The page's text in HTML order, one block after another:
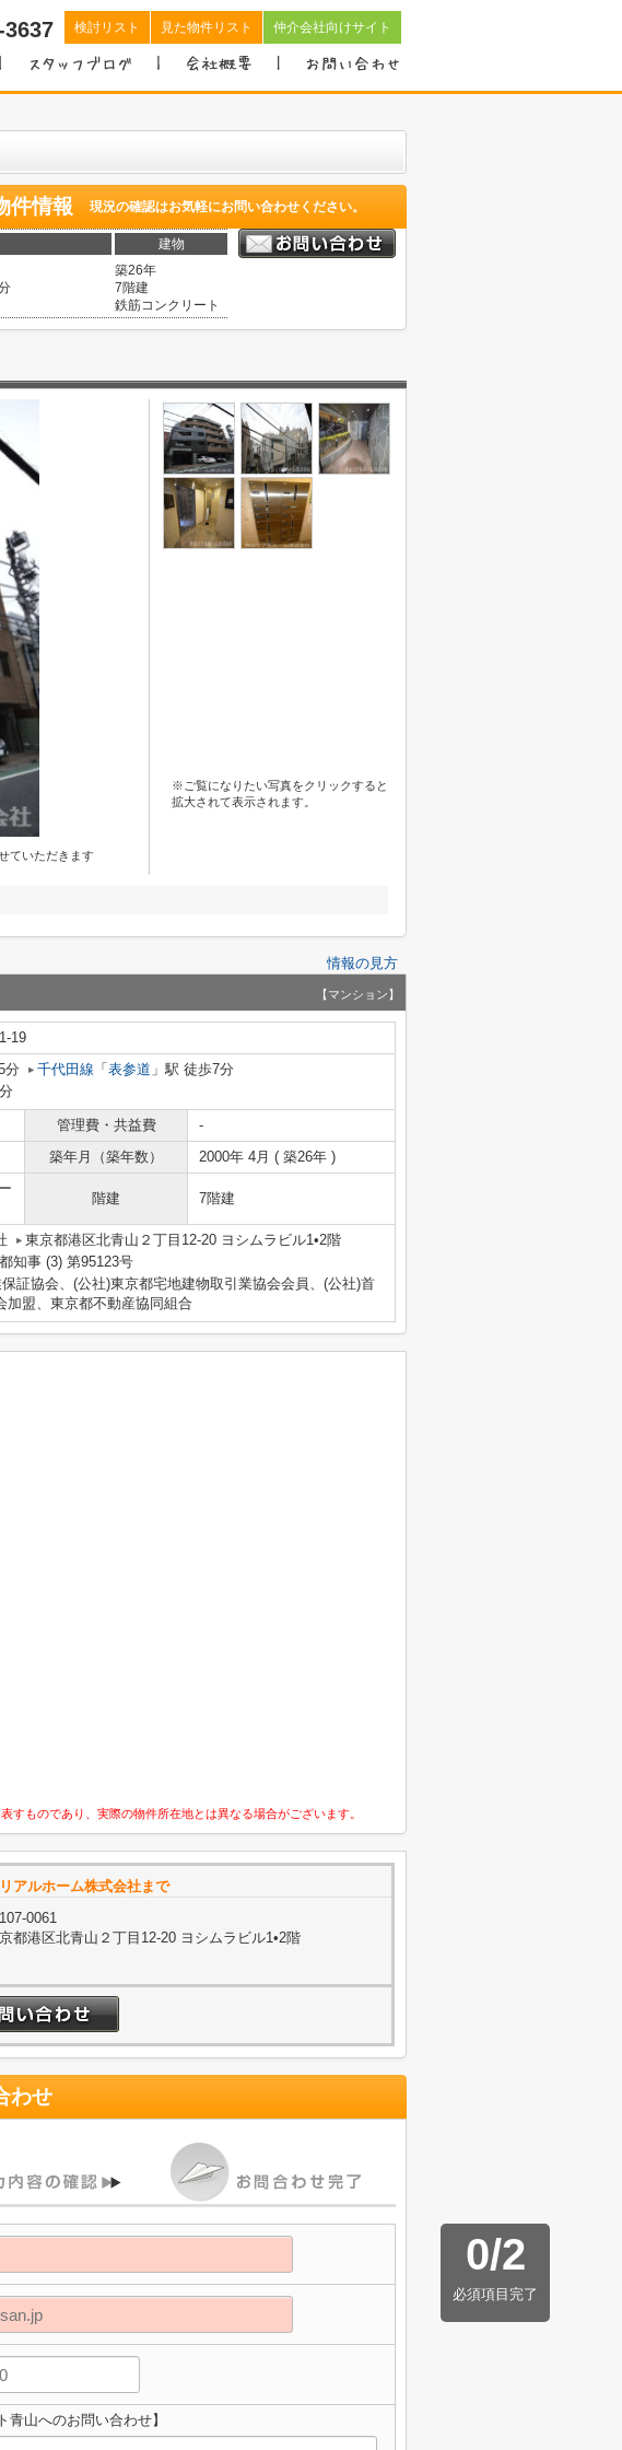
3637 検討リスト 見た物件リスト 仲介会社向けサイト
件情報 現況の確認はお気軽にお問い合わせください。
建物
築26年
7階建
鉄筋コンクリート
ていただきます
※ご覧になりたい写真をクリックすると
拡大されて表示されます。
情報の見方
【マンション】
19
分 千代田線 「 表参道 」駅 徒歩7分
管理費・共益費
-
築年月（築年数） 2000年 4月 ( 築26年 )
階建 7階建
東京都港区北青山２丁目12-20 ヨシムラビル1•2階
知事 (3) 第95123号
証協会、(公社)東京都宅地建物取引業協会会員、(公社)首
加盟、東京都不動産協同組合
ものであり、実際の物件所在地とは異なる場合がございます。
アルホーム株式会社まで
0061
都港区北青山２丁目12-20 ヨシムラビル1•2階
わせ
0/2
必須項目完了
青山へのお問い合わせ】